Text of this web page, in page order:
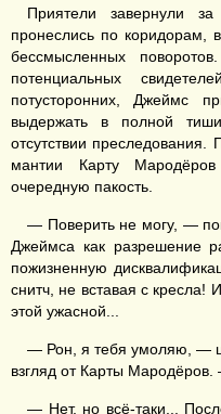
Приятели завернули
пронеслись по коридорам,
бессмысленных
потенциальных
потусторонних, Джеймс
выдержать в полной
отсутствии преследования.
мантии Карту
очередную пакость.
— Поверить не могу, —
Джеймса как разрешение
пожизненную
снитч, не вставая с кресла!
этой ужасной...
— Рон, я тебя умоляю, —
взгляд от Карты Мародёров.
— Нет, но всё-таки...